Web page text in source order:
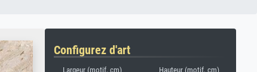
Configurez d'art
Largeur (motif, cm) Hauteur (motif, cm)